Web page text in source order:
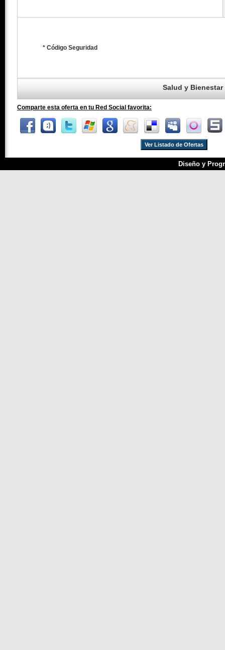
* Código Seguridad
Salud y Bienestar
Comparte esta oferta en tu Red Social favorita:
Ver Listado de Ofertas
Diseño y